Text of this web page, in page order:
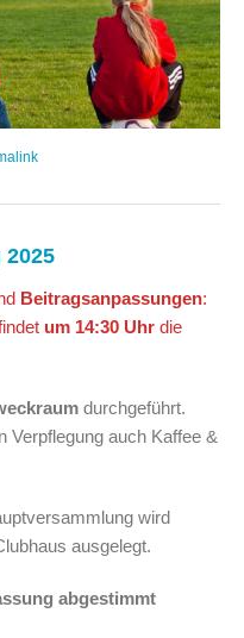
Beitragsanpassungen:
um 14:30 Uhr die
durchgeführt.
Verpflegung auch Kaffee &
wird
ausgelegt.
abgestimmt